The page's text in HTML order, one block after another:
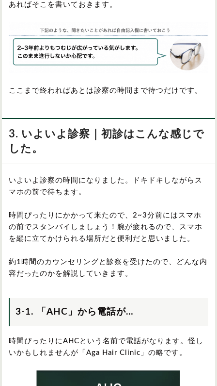
あればそこを書いておきます。
ここまで終わればあとは診察の時間まで待つだけです。
3. いよいよ診察｜初診はこんな感じで
した。
いよいよ診察の時間になりました。ドキドキしながらス
マホの前で待ちます。
時間ぴったりにかかって来たので、2~3分前にはスマホ
の前でスタンバイしましょう！腕が疲れるので、スマホ
を縦に立てかけられる場所だと便利だと思いました。
約1時間のカウンセリングと診察を受けたので、どんな内
容だったのかを解説していきます。
3-1. 「AHC」から電話が…
時間ぴったりにAHCという名前で電話がなります。怪し
いかもしれませんが「Aga Hair Clinic」の略です。